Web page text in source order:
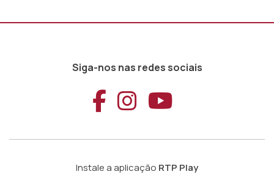
Siga-nos nas redes sociais
Aceder ao
Aceder ao
Aceder
Instale a aplicação RTP Play